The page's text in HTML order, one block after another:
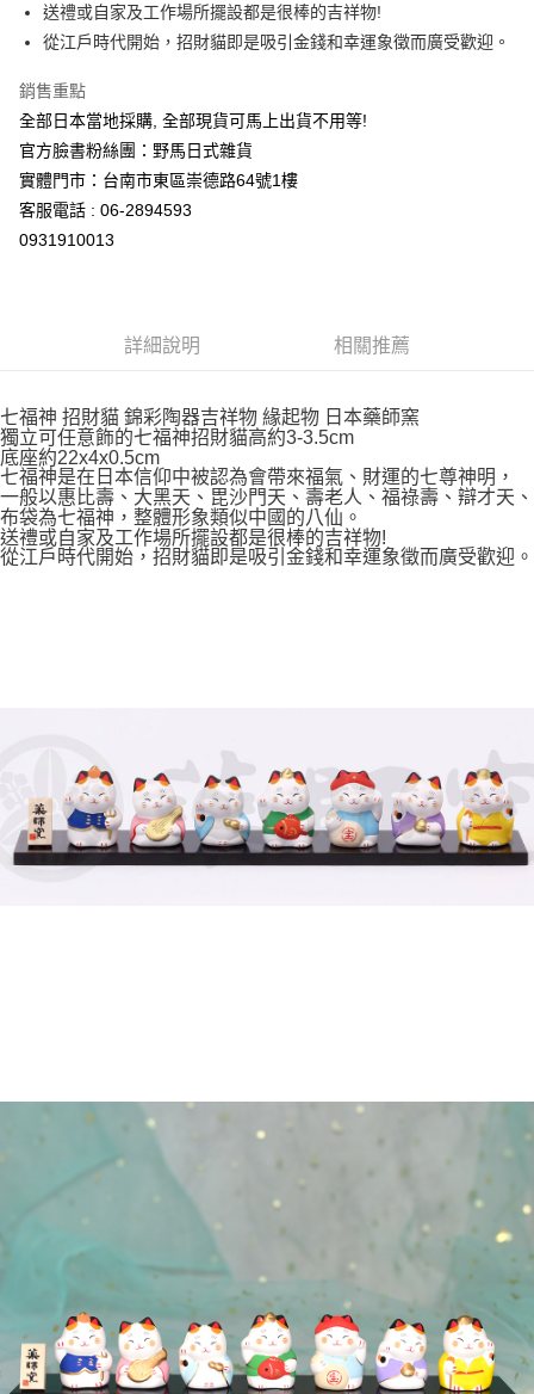
玉山商業銀行
星展（台灣）商業銀行
台新國際商業銀行
中國信託商業銀行
Google Pay
ATM付款
運送方式
全家取貨付款
每筆NT$65，滿NT$999(含以上)免運費
付款後7-11取貨
每筆NT$65，滿NT$999(含以上)免運費
宅配
每筆NT$100，滿NT$999(含以上)免運費
送禮或自家及工作場所擺設都是很棒的吉祥物!
從江戶時代開始，招財貓即是吸引金錢和幸運象徵而廣受歡迎。
銷售重點
全部日本當地採購, 全部現貨可馬上出貨不用等!
官方臉書粉絲團：野馬日式雜貨
實體門市：台南市東區崇德路64號1樓
客服電話 : 06-2894593
0931910013
詳細說明 相關推薦
七福神 招財貓 錦彩陶器吉祥物 緣起物 日本藥師窯
獨立可任意飾的七福神招財貓高約3-3.5cm
底座約22x4x0.5cm
七福神是在日本信仰中被認為會帶來福氣、財運的七尊神明，
一般以惠比壽、大黑天、毘沙門天、壽老人、福祿壽、辯才天、
布袋為七福神，整體形象類似中國的八仙。
送禮或自家及工作場所擺設都是很棒的吉祥物!
從江戶時代開始，招財貓即是吸引金錢和幸運象徵而廣受歡迎。